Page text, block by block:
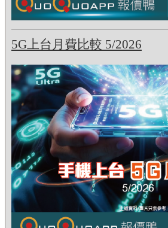
5G上台月費比較 5/2026